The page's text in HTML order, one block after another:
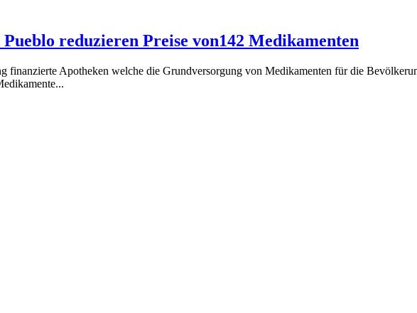
reduzieren Preise von142 Medikamenten
finanzierte Apotheken welche die Grundversorgung von Medikamenten für die